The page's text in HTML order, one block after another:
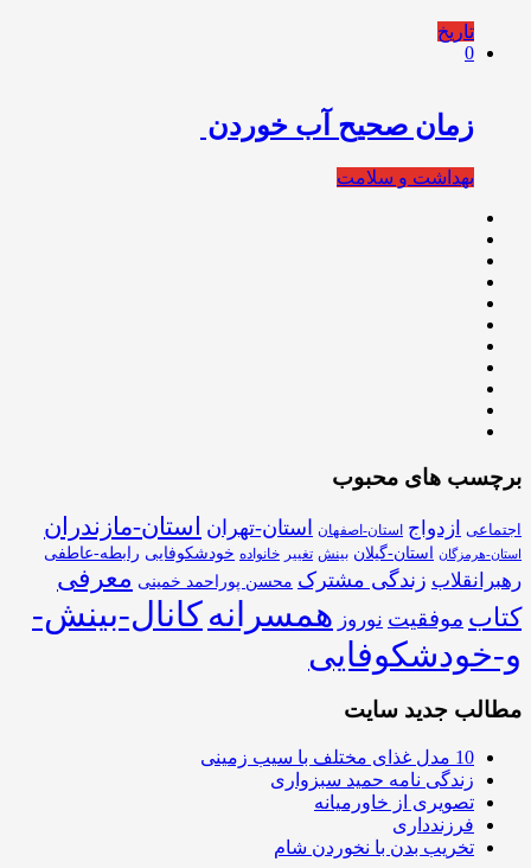
تاریخ
0
زمان صحیح آب خوردن ️
بهداشت و سلامت
برچسب های محبوب
اجتماعی ازدواج استان-اصفهان استان-تهران استان-مازندران
استان-هرمزگان استان-گیلان بینش تغییر خانواده خودشکوفایی رابطه-عاطفی
رهبرانقلاب زندگی مشترک محسن پوراحمد خمینی معرفی
کتاب موفقیت نوروز همسرانهکانال-بینش-
و-خودشکوفایی
مطالب جدید سایت
10 مدل غذای مختلف با سیب زمینی
زندگی نامه حمید سبزواری
تصویری از خاورمیانه
فرزندداری
تخریب بدن با نخوردن شام